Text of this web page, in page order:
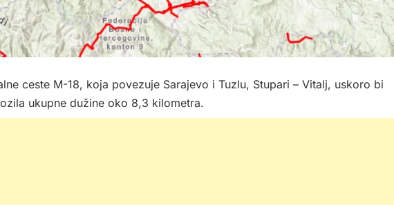
ceste M-18, koja povezuje Sarajevo i Tuzlu, Stupari – Vitalj, uskoro bi
ukupne dužine oko 8,3 kilometra.